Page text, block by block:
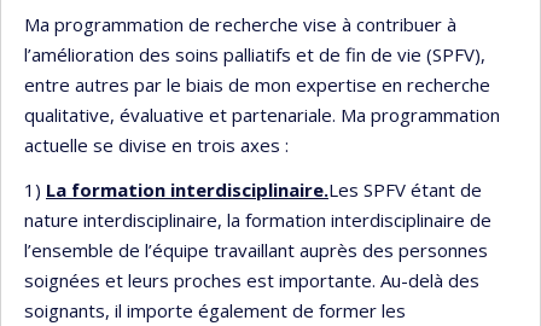
Ma programmation de recherche vise à contribuer à
l’amélioration des soins palliatifs et de fin de vie (SPFV),
entre autres par le biais de mon expertise en recherche
qualitative, évaluative et partenariale. Ma programmation
actuelle se divise en trois axes :
1) La formation interdisciplinaire.Les SPFV étant de
nature interdisciplinaire, la formation interdisciplinaire de
l’ensemble de l’équipe travaillant auprès des personnes
soignées et leurs proches est importante. Au-delà des
soignants, il importe également de former les